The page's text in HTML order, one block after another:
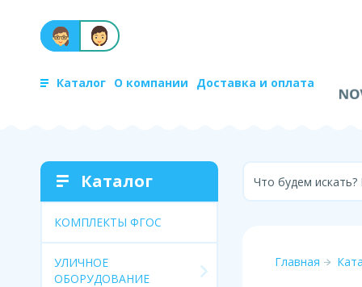
Каталог О компании Доставка и оплата
Каталог
КОМПЛЕКТЫ ФГОС
УЛИЧНОЕ
ОБОРУДОВАНИЕ
Что будем
Главная